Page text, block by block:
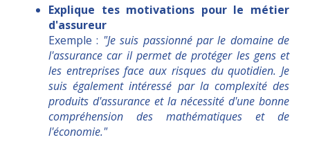
Explique tes motivations pour le métier
d'assureur
Exemple : "Je suis passionné par le domaine de
l'assurance car il permet de protéger les gens et
les entreprises face aux risques du quotidien. Je
suis également intéressé par la complexité des
produits d'assurance et la nécessité d'une bonne
compréhension des mathématiques et de
l'économie."